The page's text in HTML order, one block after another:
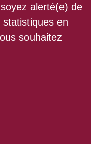
alerté(e) de
en
souhaitez